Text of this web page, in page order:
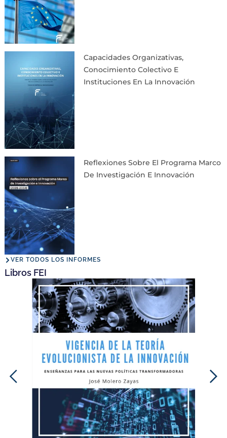
Capacidades Organizativas,
Conocimiento Colectivo E
Instituciones En La Innovación
Reflexiones Sobre El Programa Marco
De Investigación E Innovación
VER TODOS LOS INFORMES
Libros FEI